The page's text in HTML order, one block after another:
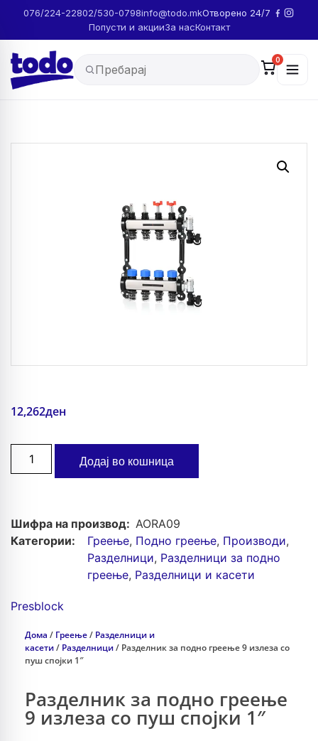
076/224-22802/530-0798info@todo.mkОтворено 24/7
Попусти и акцииЗа насКонтакт
0
12,262ден
Додај во кошница
Шифра на производ: AORA09
Категории:
Греење, Подно греење, Производи,
Разделници, Разделници за подно
греење, Разделници и касети
Presblock
Дома / Греење/ Разделници и
касети/ Разделници/ Разделник за подно греење 9 излеза со
пуш спојки 1″
Разделник за подно греење
9 излеза со пуш спојки 1″